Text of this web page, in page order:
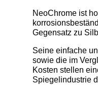
NeoChrome ist
Gegensatz zu
Seine einfache
sowie die im
Kosten stellen
Spiegelindustrie